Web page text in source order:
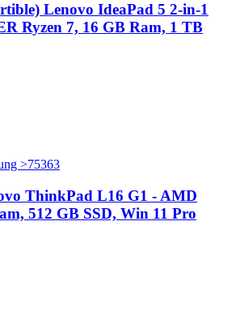
Lenovo IdeaPad 5 2-in-1
Ryzen 7, 16 GB Ram, 1 TB
ThinkPad L16 G1 - AMD
512 GB SSD, Win 11 Pro